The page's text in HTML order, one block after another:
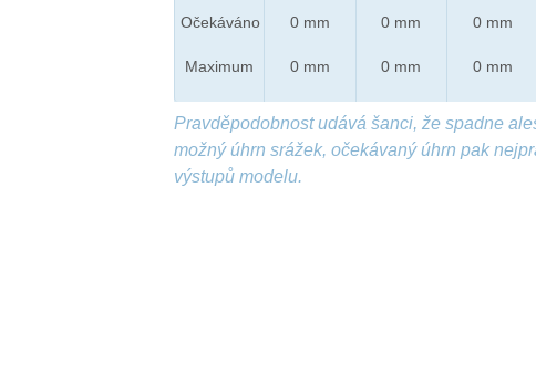
Očekáváno
Maximum
0 mm
0 mm
0 mm
0 mm
0 mm
0 mm
Pravděpodobnost udává šanci, že spadne
možný úhrn srážek, očekávaný úhrn pak
výstupů modelu.